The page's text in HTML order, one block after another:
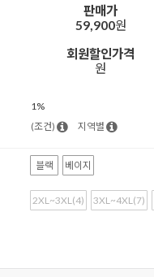
판매가
59,900원
회원할인가격
원
1%
(조건) 지역별
블랙 베이지
2XL~3XL(4) 3XL~4XL(7)